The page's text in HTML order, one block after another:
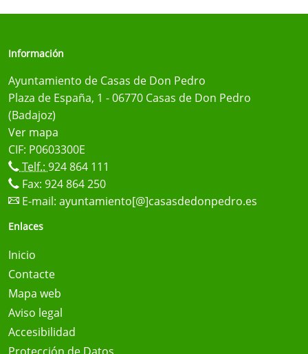
Información
Ayuntamiento de Casas de Don Pedro
Plaza de España, 1 - 06770 Casas de Don Pedro
(Badajoz)
Ver mapa
CIF: P0603300E
Telf.: 924 864 111
Fax: 924 864 250
E-mail: ayuntamiento[@]casasdedonpedro.es
Enlaces
Inicio
Contacte
Mapa web
Aviso legal
Accesibilidad